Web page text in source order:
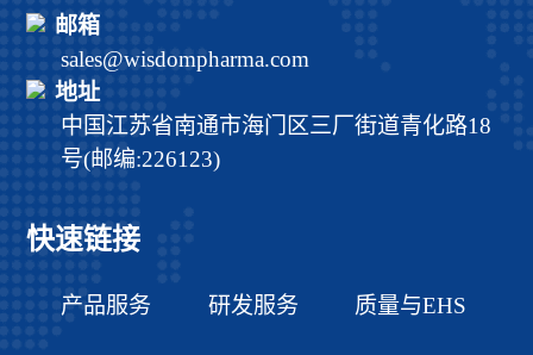
邮箱
sales@wisdompharma.com
地址
中国江苏省南通市海门区三厂街道青化路18
号(邮编:226123)
快速链接
产品服务 研发服务 质量与EHS